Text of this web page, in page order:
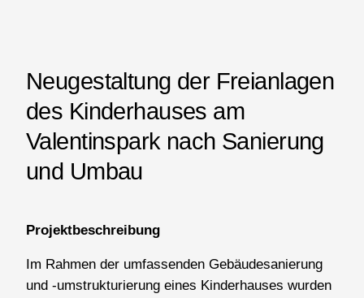
Neugestaltung der Freianlagen
des Kinderhauses am
Valentinspark nach Sanierung
und Umbau
Projektbeschreibung
Im Rahmen der umfassenden Gebäudesanierung
und -umstrukturierung eines Kinderhauses wurden